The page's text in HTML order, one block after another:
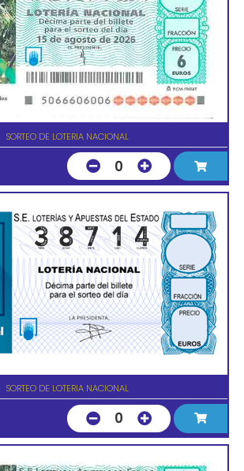
SORTEO DE LOTERIA NACIONAL
0
SORTEO DE LOTERIA NACIONAL
0